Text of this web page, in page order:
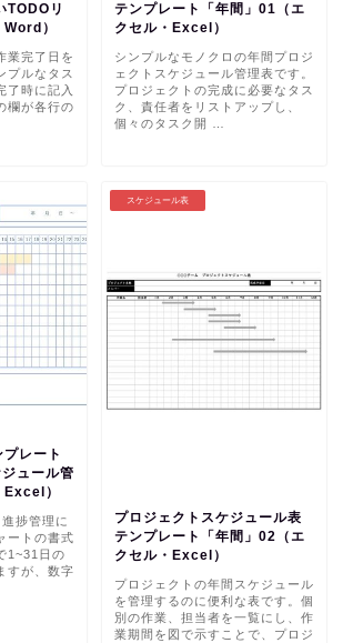
TODOリ
）
業完了日を
プルなタス
了時に記入
欄が各行の
テンプレート「年間」01（エ
クセル・Excel）
シンプルなモノクロの年間プロジ
ェクトスケジュール管理表です。
プロジェクトの完成に必要なタス
ク、責任者をリストアップし、
個々のタスク開 …
レート
ュール管
）
捗管理に
ートの書式
1~31日の
すが、数字
スケジュール表
プロジェクトスケジュール表
テンプレート「年間」02（エ
クセル・Excel）
プロジェクトの年間スケジュール
を管理するのに便利な表です。個
別の作業、担当者を一覧にし、作
業期間を図で示すことで、プロジ